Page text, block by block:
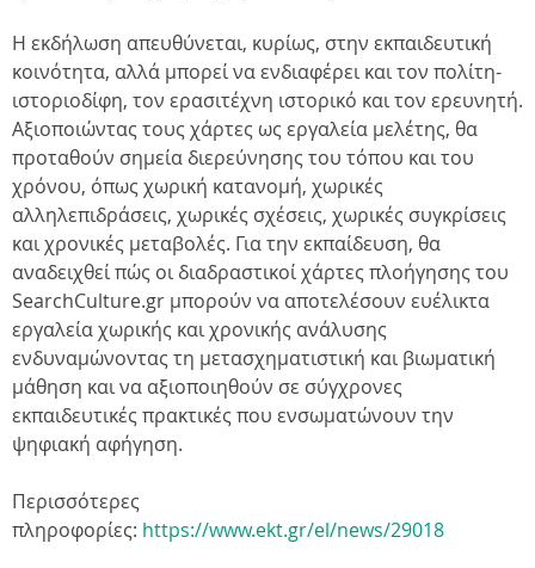
Η εκδήλωση απευθύνεται, κυρίως, στην εκπαιδευτική
κοινότητα, αλλά μπορεί να ενδιαφέρει και τον πολίτη-
ιστοριοδίφη, τον ερασιτέχνη ιστορικό και τον ερευνητή.
Αξιοποιώντας τους χάρτες ως εργαλεία μελέτης, θα
προταθούν σημεία διερεύνησης του τόπου και του
χρόνου, όπως χωρική κατανομή, χωρικές
αλληλεπιδράσεις, χωρικές σχέσεις, χωρικές συγκρίσεις
και χρονικές μεταβολές. Για την εκπαίδευση, θα
αναδειχθεί πώς οι διαδραστικοί χάρτες πλοήγησης του
SearchCulture.gr μπορούν να αποτελέσουν ευέλικτα
εργαλεία χωρικής και χρονικής ανάλυσης
ενδυναμώνοντας τη μετασχηματιστική και βιωματική
μάθηση και να αξιοποιηθούν σε σύγχρονες
εκπαιδευτικές πρακτικές που ενσωματώνουν την
ψηφιακή αφήγηση.
Περισσότερες
πληροφορίες: https://www.ekt.gr/el/news/29018